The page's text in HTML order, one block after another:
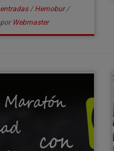
entradas/Hemobur/
por Webmaster